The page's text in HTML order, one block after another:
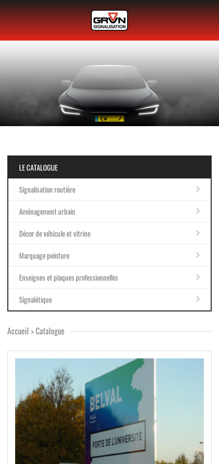
LE CATALOGUE
Signalisation routière
Aménagement urbain
Décor de véhicule et vitrine
Marquage peinture
Enseignes et plaques professionnelles
Signalétique
Accueil >Catalogue